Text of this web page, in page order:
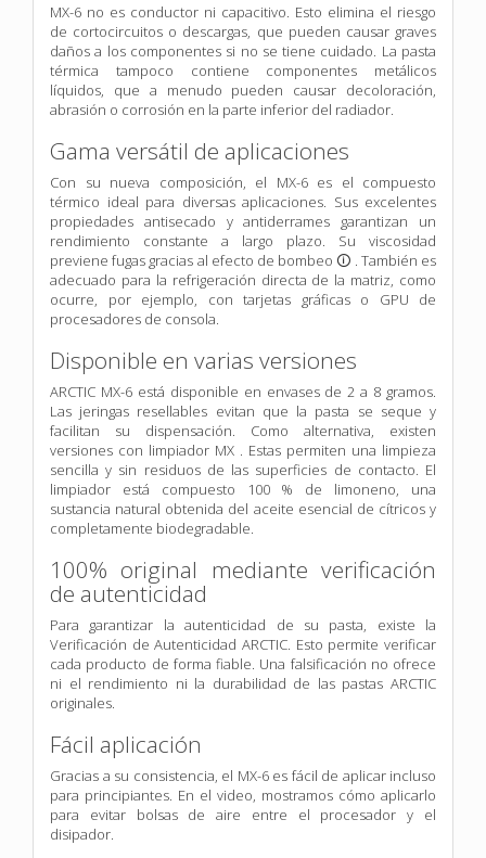
MX-6 no es conductor ni capacitivo. Esto elimina el riesgo
de cortocircuitos o descargas, que pueden causar graves
daños a los componentes si no se tiene cuidado. La pasta
térmica tampoco contiene componentes metálicos
líquidos, que a menudo pueden causar decoloración,
abrasión o corrosión en la parte inferior del radiador.
Gama versátil de aplicaciones
Con su nueva composición, el MX-6 es el compuesto
térmico ideal para diversas aplicaciones. Sus excelentes
propiedades antisecado y antiderrames garantizan un
rendimiento constante a largo plazo. Su viscosidad
previene fugas gracias al efecto de bombeo 🛈 . También es
adecuado para la refrigeración directa de la matriz, como
ocurre, por ejemplo, con tarjetas gráficas o GPU de
procesadores de consola.
Disponible en varias versiones
ARCTIC MX-6 está disponible en envases de 2 a 8 gramos.
Las jeringas resellables evitan que la pasta se seque y
facilitan su dispensación. Como alternativa, existen
versiones con limpiador MX . Estas permiten una limpieza
sencilla y sin residuos de las superficies de contacto. El
limpiador está compuesto 100 % de limoneno, una
sustancia natural obtenida del aceite esencial de cítricos y
completamente biodegradable.
100% original mediante verificación
de autenticidad
Para garantizar la autenticidad de su pasta, existe la
Verificación de Autenticidad ARCTIC. Esto permite verificar
cada producto de forma fiable. Una falsificación no ofrece
ni el rendimiento ni la durabilidad de las pastas ARCTIC
originales.
Fácil aplicación
Gracias a su consistencia, el MX-6 es fácil de aplicar incluso
para principiantes. En el video, mostramos cómo aplicarlo
para evitar bolsas de aire entre el procesador y el
disipador.